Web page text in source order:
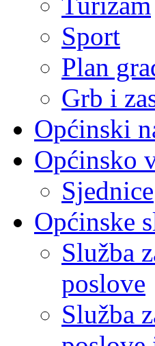
Sport
Plan
Grb i
Općinski
Općinsko
Sjednice
Općinske
Služba
poslove
Služba